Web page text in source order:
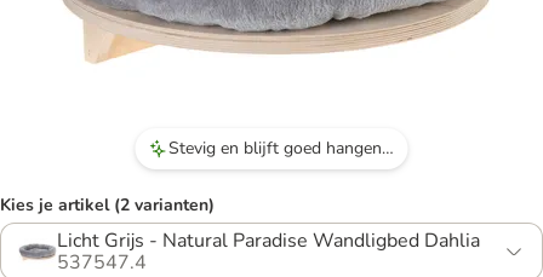
Stevig en blijft goed hangen mits je sterke pluggen en schroeven gebruikt.
Kies je artikel (2 varianten)
Licht Grijs - Natural Paradise Wandligbed Dahlia
537547.4